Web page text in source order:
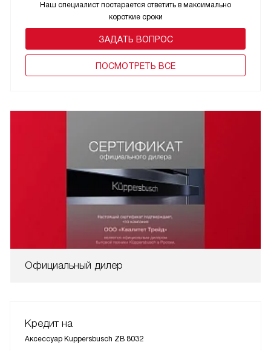
Наш специалист постарается ответить в максимально
короткие сроки
ЗАДАТЬ ВОПРОС
ПОCМОТРЕТЬ ВСЕ
Официальный дилер
Кредит на
Аксессуар Kuppersbusch ZB 8032